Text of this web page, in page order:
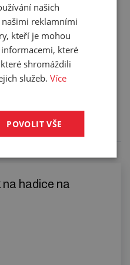
cement.
hadice na
našich
reklamními
kteří je mohou
které
shromáždili
služeb.Více
POVOLIT VŠE